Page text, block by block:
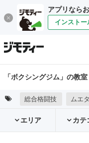
アプリなら
インストー
「ボクシングジム」の教
総合格闘技 ムエ
エリア カテ